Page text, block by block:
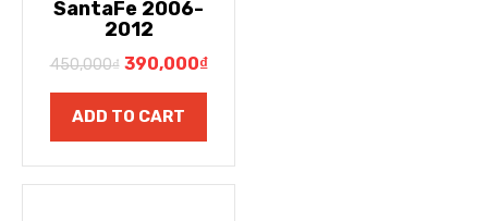
SantaFe 2006-
2012
450,000₫ 390,000₫
ADD TO CART